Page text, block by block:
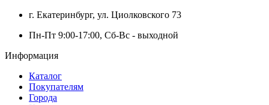
г. Екатеринбург, ул. Циолковского 73
Пн-Пт 9:00-17:00, Сб-Вс - выходной
Информация
Каталог
Покупателям
Города